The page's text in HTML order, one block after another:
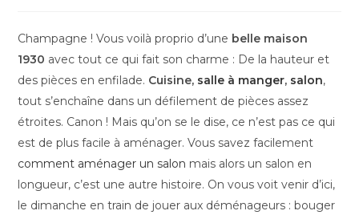
publication :
Champagne ! Vous voilà proprio d’une belle maison
1930 avec tout ce qui fait son charme : De la hauteur et
des pièces en enfilade. Cuisine, salle à manger, salon,
tout s’enchaîne dans un défilement de pièces assez
étroites. Canon ! Mais qu’on se le dise, ce n’est pas ce qui
est de plus facile à aménager. Vous savez facilement
comment aménager un salon mais alors un salon en
longueur, c’est une autre histoire. On vous voit venir d’ici,
le dimanche en train de jouer aux déménageurs : bouger